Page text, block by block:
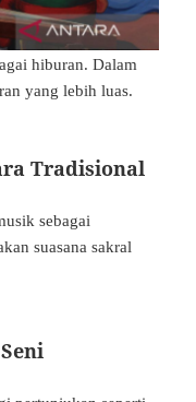
hiburan. Dalam
yang lebih luas.
Tradisional
sebagai
suasana sakral